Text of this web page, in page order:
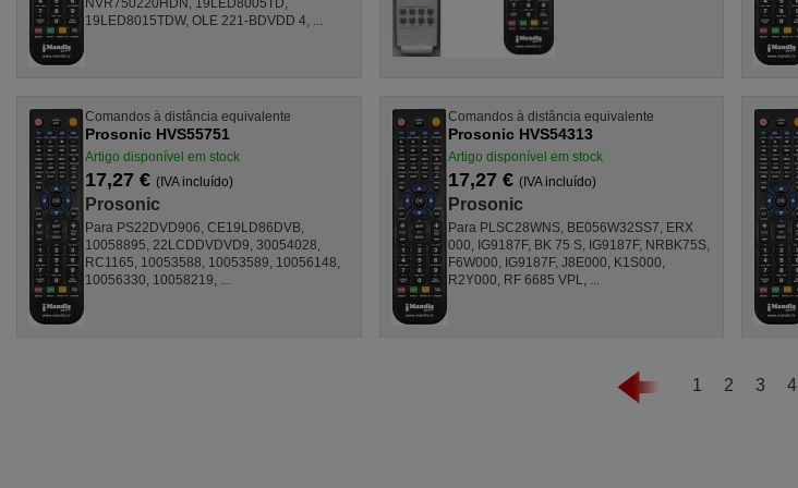
19LED8015TDW, OLE 221-BDVDD 4, ...
Comandos à distância equivalente
Prosonic HVS55751
Artigo disponível em stock
17,27 € (IVA incluído)
Prosonic
Para PS22DVD906, CE19LD86DVB,
10058895, 22LCDDVDVD9, 30054028,
RC1165, 10053588, 10053589, 10056148,
10056330, 10058219, ...
Comandos à distância equivalente
Prosonic HVS54313
Artigo disponível em stock
17,27 € (IVA incluído)
Prosonic
Para PLSC28WNS, BE056W32SS7, ERX
000, IG9187F, BK 75 S, IG9187F, NRBK75S,
F6W000, IG9187F, J8E000, K1S000,
R2Y000, RF 6685 VPL, ...
1 2 3 4